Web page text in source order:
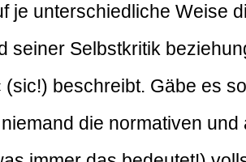
je unterschiedliche Weise
seiner Selbstkritik
beschreibt. Gäbe es
die normativen und